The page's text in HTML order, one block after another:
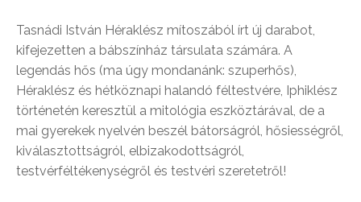
Tasnádi István Héraklész mítoszából írt új darabot,
kifejezetten a bábszínház társulata számára. A
legendás hős (ma úgy mondanánk: szuperhős),
Héraklész és hétköznapi halandó féltestvére, Iphiklész
történetén keresztül a mitológia eszköztárával, de a
mai gyerekek nyelvén beszél bátorságról, hősiességről,
kiválasztottságról, elbizakodottságról,
testvérféltékenységről és testvéri szeretetről!